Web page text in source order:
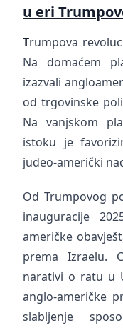
u eri
Trumpova
Na domaćem
izazvali
od trgovinske
Na vanjskom
istoku je
judeo-američki
Od Trumpovog
inauguracije
američke
prema Izraelu.
narativi o ratu u
anglo-američke
slabljenje